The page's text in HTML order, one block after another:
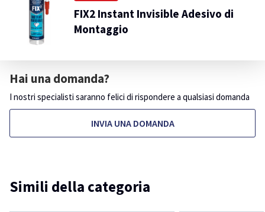
FIX2 Instant Invisible Adesivo di
Montaggio
Hai una domanda?
I nostri specialisti saranno felici di rispondere a qualsiasi domanda
INVIA UNA DOMANDA
Simili della categoria